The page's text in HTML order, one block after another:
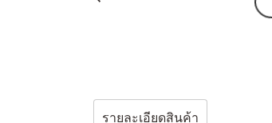
รายละเอียดสินค้า